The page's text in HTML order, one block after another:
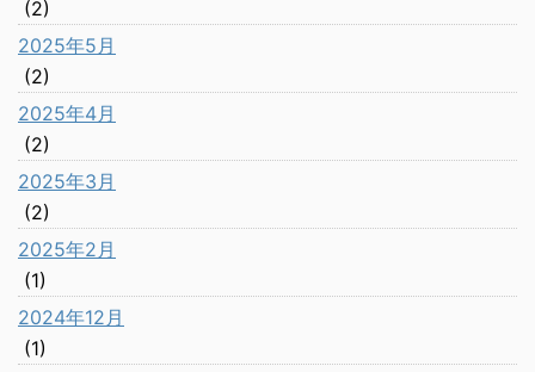
(2)
2025年5月
(2)
2025年4月
(2)
2025年3月
(2)
2025年2月
(1)
2024年12月
(1)